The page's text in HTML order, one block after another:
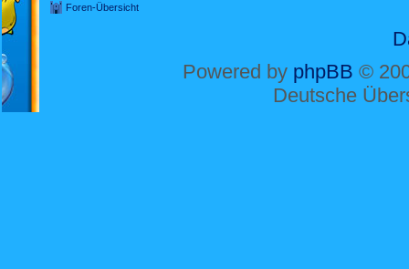
Foren-Übersicht
Powered by phpBB ©
Deutsche